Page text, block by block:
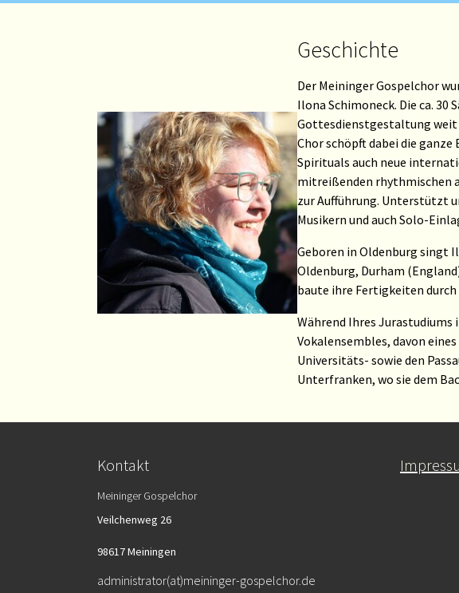
Geschichte
Der Meininger Gospelchor
Ilona Schimoneck. Die ca.
Gottesdienstgestaltung weit
Chor schöpft dabei die
Spirituals auch neue
mitreißenden rhythmischen
zur Aufführung. Unterstützt
Musikern und auch Solo-
Geboren in Oldenburg singt
Oldenburg, Durham
baute ihre Fertigkeiten
Während Ihres Jurastudiums
Vokalensembles, davon
Universitäts- sowie den
Unterfranken, wo sie dem
Kontakt
Meininger Gospelchor
Veilchenweg 26
98617 Meiningen
administrator(at)meininger-gospelchor.de